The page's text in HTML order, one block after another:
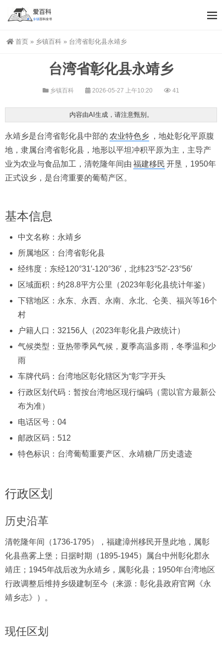
首页 » 乡镇百科 » 台湾省彰化县永靖乡
台湾省彰化县永靖乡
乡镇百科 2026-05-27 上午10:20 41
内容由AI生成，请注意甄别。
永靖乡是台湾省彰化县中部的 农业特色乡 ，地处彰化平原腹
地，隶属台湾省彰化县，地形以平坦冲积平原为主，主导产
业为农业与食品加工，清乾隆年间由 福建移民 开垦，1950年
正式设乡，是台湾重要的葡萄产区。
基本信息
中文名称：永靖乡
所属地区：台湾省彰化县
经纬度：东经120°31′-120°36′，北纬23°52′-23°56′
区域面积：约28.8平方公里（2023年彰化县统计年鉴）
下辖地区：永东、永西、永南、永北、仑美、福兴等16个
村
户籍人口：32156人（2023年彰化县户政统计）
气候类型：亚热带季风气候，夏季高温多雨，冬季温和少
雨
车牌代码：台湾地区彰化辖区为“彰”字开头
行政区划代码：暂按台湾地区现行编码（需以官方最新公
布为准）
电话区号：04
邮政区码：512
特色标识：台湾葡萄重要产区、永靖糖厂历史遗迹
行政区划
历史沿革
清乾隆年间（1736-1795），福建漳州移民开垦此地，属彰
化县燕雾上堡；日据时期（1895-1945）属台中州彰化郡永
靖庄；1945年战后改为永靖乡，属彰化县；1950年台湾地区
行政调整后维持乡级建制至今（来源：彰化县政府官网《永
靖乡志》）。
现任区划